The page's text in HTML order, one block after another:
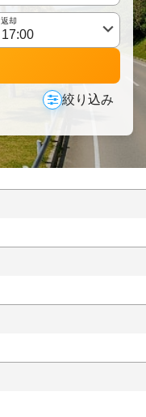
返却
絞り込み